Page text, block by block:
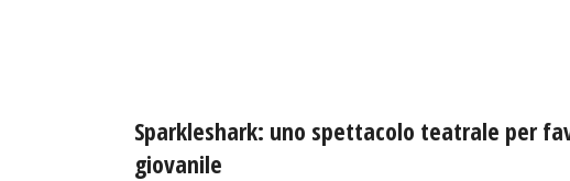
Sparkleshark: uno spettacolo teatrale per
giovanile